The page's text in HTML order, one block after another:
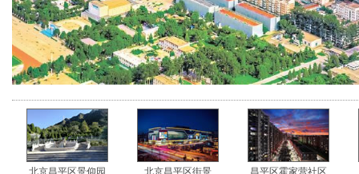
北京昌平区景仰园 北京昌平区街景 昌平区霍家营社区